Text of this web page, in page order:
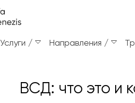
Услуги Направления
ВСД: что это и